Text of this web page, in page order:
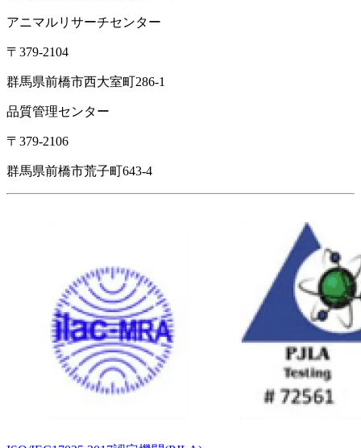
アニマルリサーチセンター
〒379-2104
群馬県前橋市西大室町286-1
品質管理センター
〒379-2106
群馬県前橋市荒子町643-4